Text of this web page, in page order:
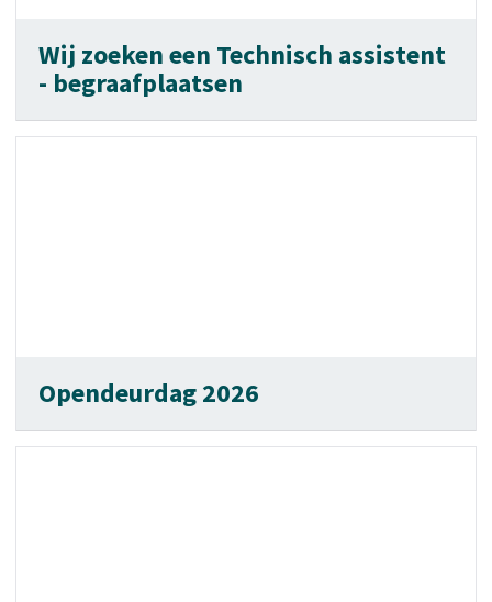
Wij zoeken een Technisch assistent
- begraafplaatsen
Opendeurdag 2026